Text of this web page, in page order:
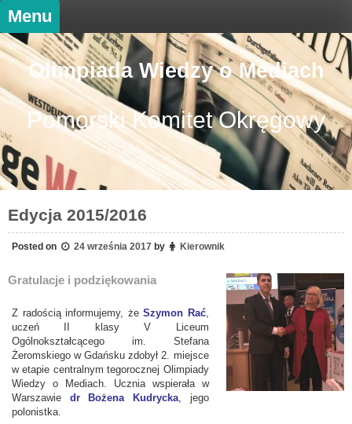
Skip
content
Menu
Olimpiada Wiedzy o Mediach
Pomorski Komitet Okręgowy
Edycja 2015/2016
Posted on 24 września 2017 by Kierownik
Gratulacje i podziękowania
Z radością informujemy, żeSzymon Rać,
uczeń II klasy V Liceum
Ogólnokształcącego im. Stefana
Żeromskiego w Gdańsku zdobył 2. miejsce
w etapie centralnym tegorocznej Olimpiady
Wiedzy o Mediach. Ucznia wspierała w
Warszawie dr Bożena Kudrycka, jego
polonistka.